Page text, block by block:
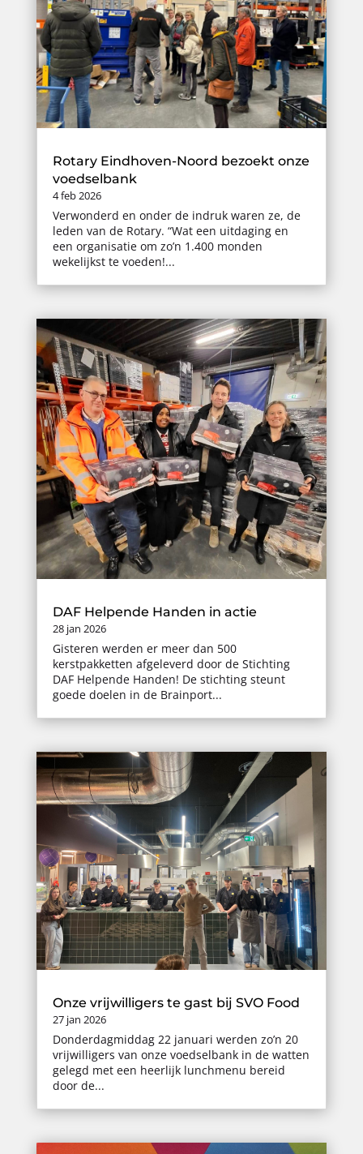
Rotary Eindhoven-Noord bezoekt onze
voedselbank
4 feb 2026
Verwonderd en onder de indruk waren ze, de
leden van de Rotary. “Wat een uitdaging en
een organisatie om zo’n 1.400 monden
wekelijkst te voeden!...
DAF Helpende Handen in actie
28 jan 2026
Gisteren werden er meer dan 500
kerstpakketten afgeleverd door de Stichting
DAF Helpende Handen! De stichting steunt
goede doelen in de Brainport...
Onze vrijwilligers te gast bij SVO Food
27 jan 2026
Donderdagmiddag 22 januari werden zo’n 20
vrijwilligers van onze voedselbank in de watten
gelegd met een heerlijk lunchmenu bereid
door de...